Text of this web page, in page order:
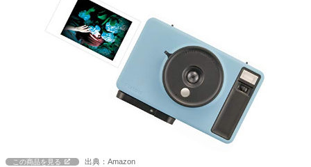
この商品を見る 出典：Amazon